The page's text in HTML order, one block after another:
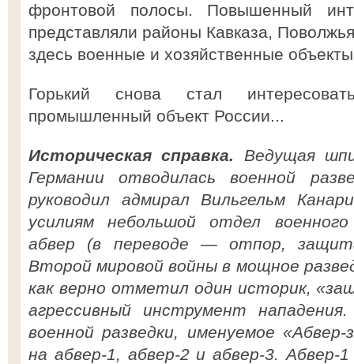
фронтовой полосы. Повышенный
представляли районы Кавказа,
здесь военные и хозяйственные
Горький снова стал
промышленный объект России...
Историческая справка.
Ведущая
Германии отводилась военной
руководил адмирал Вильгельм
усилиям небольшой отдел
абвер (в переводе — отпор,
Второй мировой войны в мощное
как верно отметил один историк,
агрессивный инструмент
военной разведки, именуемое «Абвер-
на абвер-1, абвер-2 и абвер-3. Абвер-